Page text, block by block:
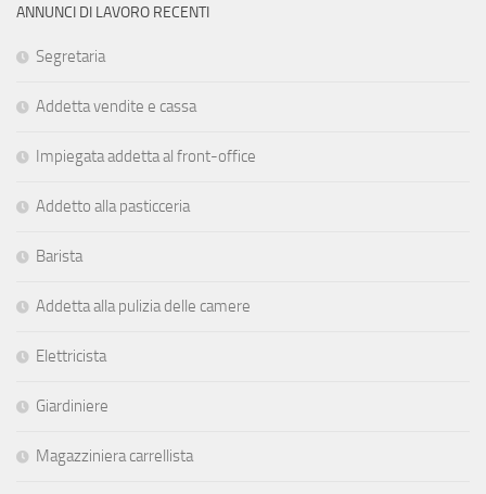
ANNUNCI DI LAVORO RECENTI
Segretaria
Addetta vendite e cassa
Impiegata addetta al front-office
Addetto alla pasticceria
Barista
Addetta alla pulizia delle camere
Elettricista
Giardiniere
Magazziniera carrellista